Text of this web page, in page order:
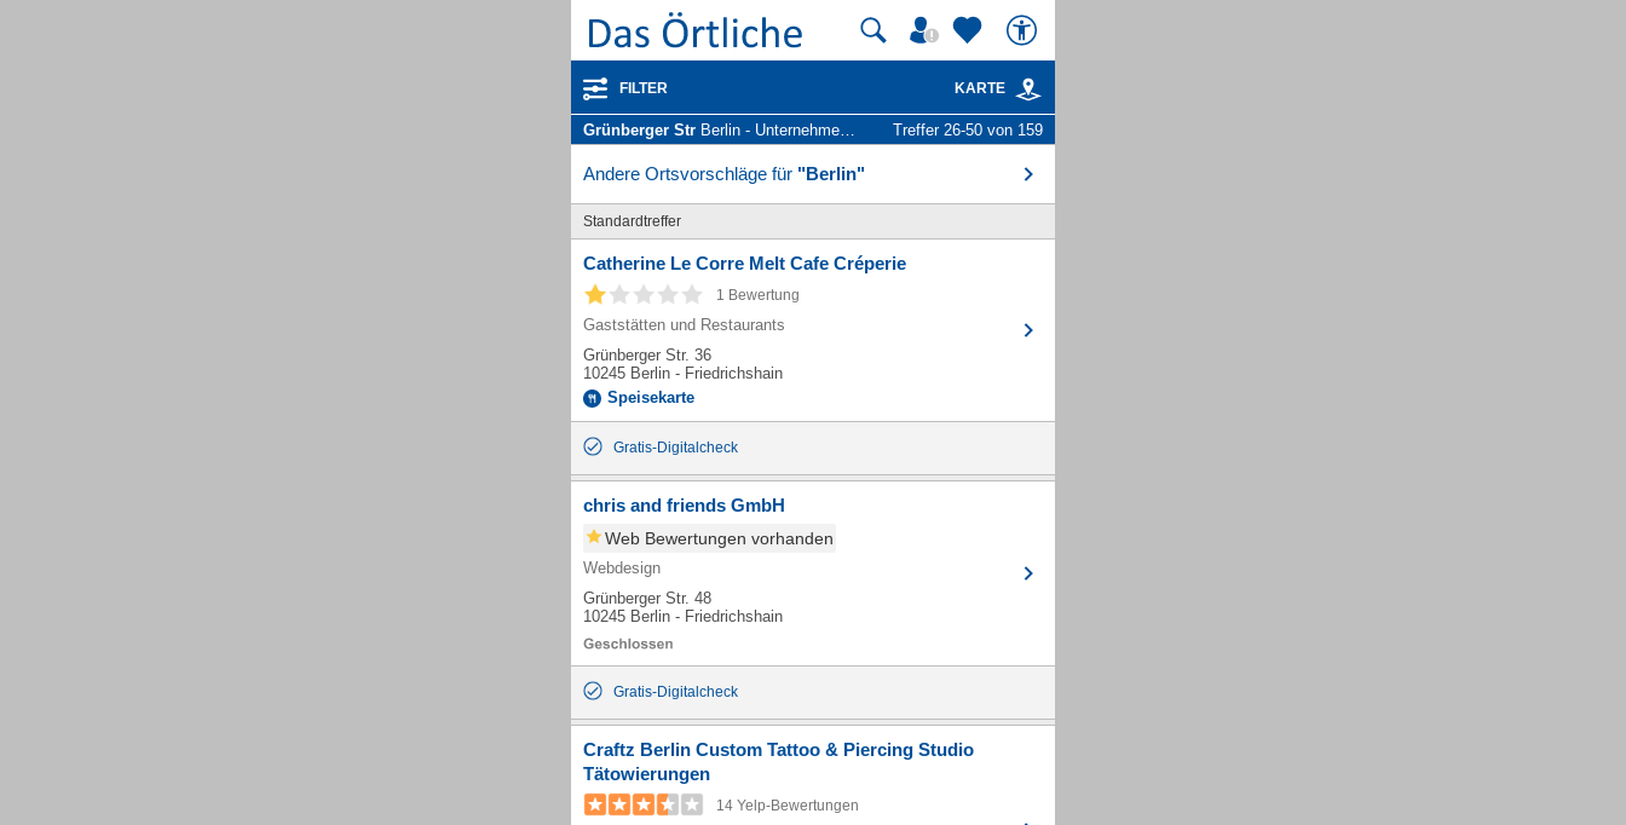
FILTER KARTE
Grünberger Str Berlin - Unternehmen und Personen Treffer 26-50 von 159
Andere Ortsvorschläge für "Berlin"
Standardtreffer
Catherine Le Corre Melt Cafe Créperie
1 Bewertung
Gaststätten und Restaurants
Grünberger Str. 36
10245 Berlin - Friedrichshain
Speisekarte
Gratis-Digitalcheck
chris and friends GmbH
Web Bewertungen vorhanden
Webdesign
Grünberger Str. 48
10245 Berlin - Friedrichshain
Gratis-Digitalcheck
Craftz Berlin Custom Tattoo & Piercing Studio
Tätowierungen
14 Yelp-Bewertungen